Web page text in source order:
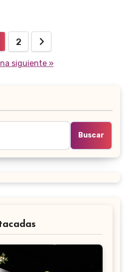
2
siguiente »
Buscar